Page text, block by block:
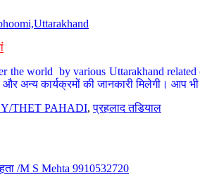
world by various Uttarakhand
और अन्य कार्यक्रमों की जानकारी मिलेगी।
THET PAHADI,प्रहलाद तडियाल
/M S Mehta 9910532720